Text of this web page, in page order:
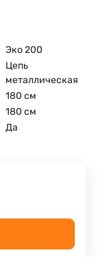
Эко 200
Цепь
металлическая
180 см
180 см
Да